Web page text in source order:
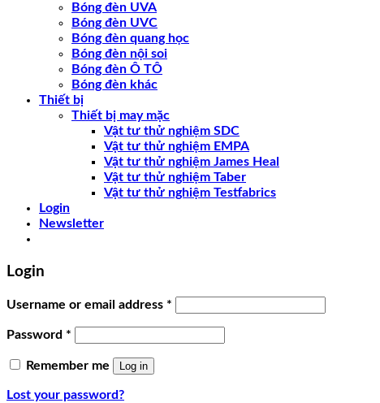
Bóng đèn UVA
Bóng đèn UVC
Bóng đèn quang học
Bóng đèn nội soi
Bóng đèn Ô TÔ
Bóng đèn khác
Thiết bị
Thiết bị may mặc
Vật tư thử nghiệm SDC
Vật tư thử nghiệm EMPA
Vật tư thử nghiệm James Heal
Vật tư thử nghiệm Taber
Vật tư thử nghiệm Testfabrics
Login
Newsletter
Login
Username or email address *
Password *
Remember me Log in
Lost your password?